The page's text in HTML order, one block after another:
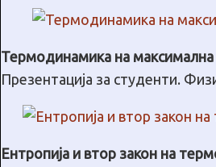
Термодинамика на максимална
Презентација за студенти.
Ентропија и втор закон на